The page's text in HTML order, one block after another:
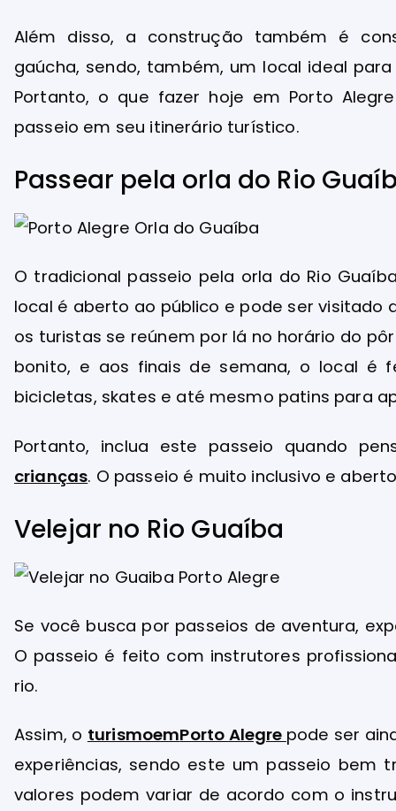
Além disso, a construção também é
gaúcha, sendo, também, um local ideal
Portanto, o que fazer hoje em Porto
passeio em seu itinerário turístico.
Passear pela orla do Rio
O tradicional passeio pela orla do Rio
local é aberto ao público e pode ser visitado
os turistas se reúnem por lá no horário do
bonito, e aos finais de semana, o local é
bicicletas, skates e até mesmo patins para
Portanto, inclua este passeio quando
crianças. O passeio é muito inclusivo e
Velejar no Rio Guaíba
Se você busca por passeios de aventura,
O passeio é feito com instrutores
rio.
Assim, o turismoemPorto Alegre pode ser
experiências, sendo este um passeio bem
valores podem variar de acordo com o